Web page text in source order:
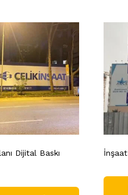
Dijital Baskı